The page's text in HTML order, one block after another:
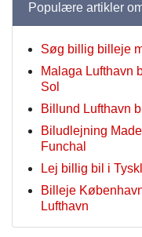
Populære artikler
Søg billig billeje
Malaga Lufthavn
Sol
Billund Lufthavn
Biludlejning
Funchal
Lej billig bil i
Billeje
Lufthavn